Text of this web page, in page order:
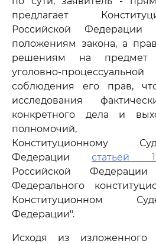
предлагает
Российской
положениям закона, а
решениям на предмет
уголовно-
соблюдения его прав,
исследования
конкретного дела и
полномочий,
Конституционному
Федерациистатьей
Российской
Федерального
Конституционном
Федерации".
Исходя из изложенного